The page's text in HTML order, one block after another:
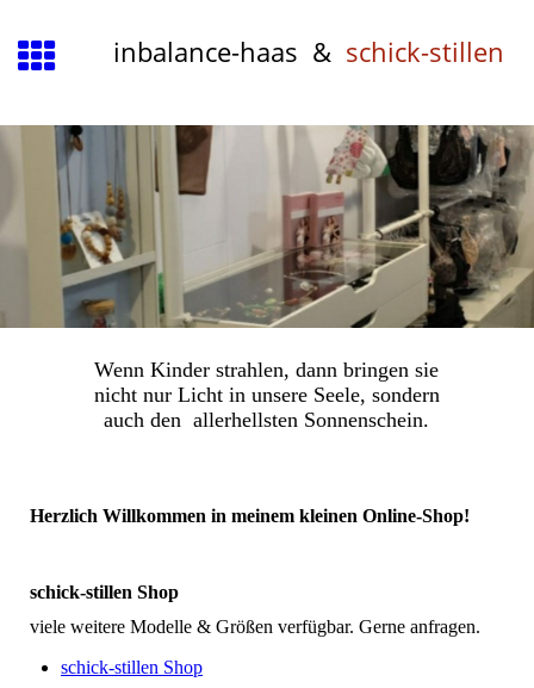
inbalance-haas & schick-stillen
Wenn Kinder strahlen, dann bringen sie
nicht nur Licht in unsere Seele, sondern
auch den allerhellsten Sonnenschein.
Herzlich Willkommen in meinem kleinen Online-Shop!
schick-stillen Shop
viele weitere Modelle & Größen verfügbar. Gerne anfragen.
schick-stillen Shop